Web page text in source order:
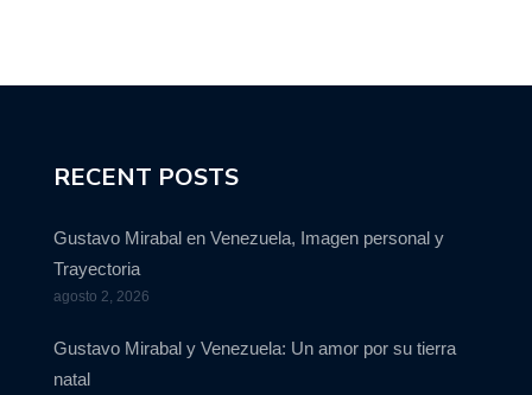
RECENT POSTS
Gustavo Mirabal en Venezuela, Imagen personal y
Trayectoria
agosto 2, 2026
Gustavo Mirabal y Venezuela: Un amor por su tierra
natal